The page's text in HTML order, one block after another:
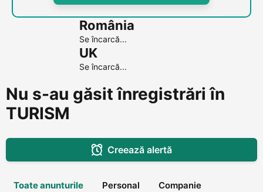
România
Se încarcă...
UK
Se încarcă...
Nu s-au găsit înregistrări în
TURISM
Creează alertă
Toate anunturile Personal Companie